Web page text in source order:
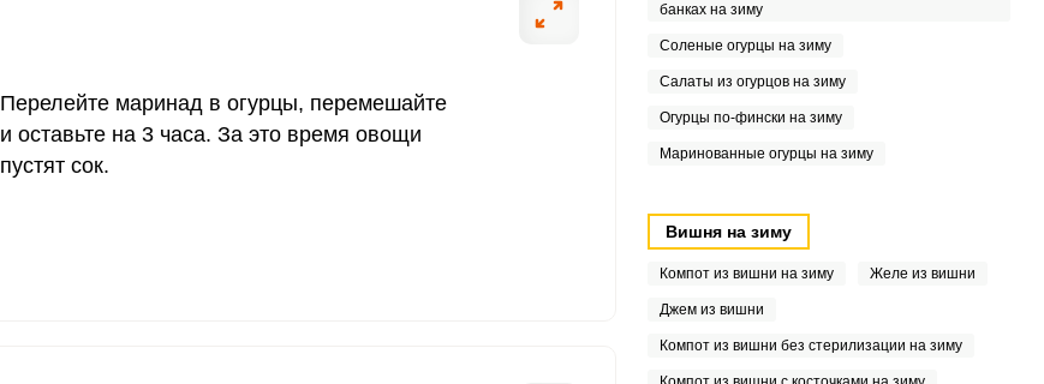
Перелейте маринад в огурцы, перемешайте
и оставьте на 3 часа. За это время овощи
пустят сок.
банках на зиму
Соленые огурцы на зиму
Салаты из огурцов на зиму
Огурцы по-фински на зиму
Маринованные огурцы на зиму
Вишня на зиму
Компот из вишни на зиму Желе из вишни
Джем из вишни
Компот из вишни без стерилизации на зиму